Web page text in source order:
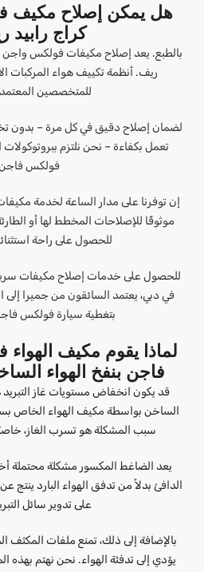
هل يمكن إصلاح مكيف
كراج رابيد
بالطبع. يعد إصلاح مكيفات فولكس
ريف. أنظمة تكييف هواء المركبات
للمتخصصين
لضمان إصلاح دقيق في كل مرة – بدون
تعمل بكفاءة – نحن نلتزم
فولكس
إن توفرنا على مدار الساعة لخدمة
موثوقًا للإصلاحات المخطط لها أو
للحصول على راحة
للحصول على خدمات إصلاح مكيفات
في دبي، يعتمد السائقون من جميرا إلى
بتغطية سيارة فولكس
لماذا يقوم مكيف
فاجن بنفخ الهواء
قد يكون انخفاض مستويات غاز
الساخن بواسطة مكيف الهواء الخاص
سبب المشكلة هو تسرب الغاز،
يعد الضاغط المكسور مشكلة محتملة
الدافئ بدلاً من تدفق الهواء البارد ينتج
على تدوير سائل
بالإضافة إلى ذلك، تمنع ملفات المكثف
يؤدي إلى تدفئة الهواء. نحن نهتم بهذه